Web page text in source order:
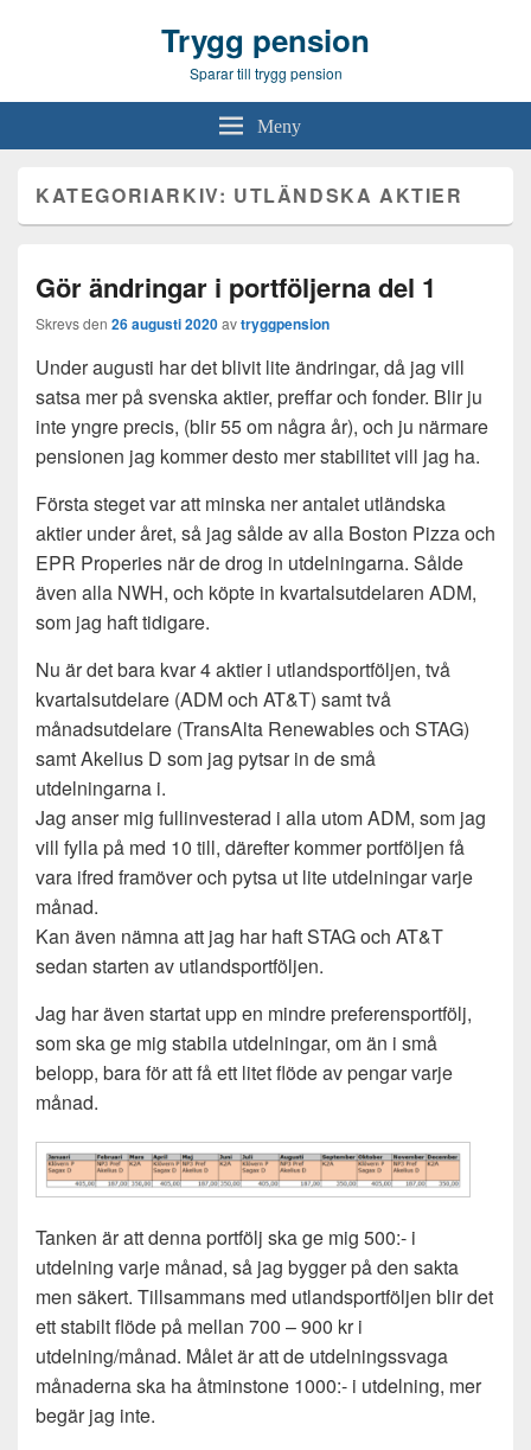
Trygg pension
Sparar till trygg pension
Meny
KATEGORIARKIV: UTLÄNDSKA AKTIER
Gör ändringar i portföljerna del 1
Skrevs den 26 augusti 2020avtryggpension
Under augusti har det blivit lite ändringar, då jag vill
satsa mer på svenska aktier, preffar och fonder. Blir ju
inte yngre precis, (blir 55 om några år), och ju närmare
pensionen jag kommer desto mer stabilitet vill jag ha.
Första steget var att minska ner antalet utländska
aktier under året, så jag sålde av alla Boston Pizza och
EPR Properies när de drog in utdelningarna. Sålde
även alla NWH, och köpte in kvartalsutdelaren ADM,
som jag haft tidigare.
Nu är det bara kvar 4 aktier i utlandsportföljen, två
kvartalsutdelare (ADM och AT&T) samt två
månadsutdelare (TransAlta Renewables och STAG)
samt Akelius D som jag pytsar in de små
utdelningarna i.
Jag anser mig fullinvesterad i alla utom ADM, som jag
vill fylla på med 10 till, därefter kommer portföljen få
vara ifred framöver och pytsa ut lite utdelningar varje
månad.
Kan även nämna att jag har haft STAG och AT&T
sedan starten av utlandsportföljen.
Jag har även startat upp en mindre preferensportfölj,
som ska ge mig stabila utdelningar, om än i små
belopp, bara för att få ett litet flöde av pengar varje
månad.
Tanken är att denna portfölj ska ge mig 500:- i
utdelning varje månad, så jag bygger på den sakta
men säkert. Tillsammans med utlandsportföljen blir det
ett stabilt flöde på mellan 700 – 900 kr i
utdelning/månad. Målet är att de utdelningssvaga
månaderna ska ha åtminstone 1000:- i utdelning, mer
begär jag inte.